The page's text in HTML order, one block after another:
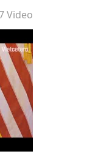
Video